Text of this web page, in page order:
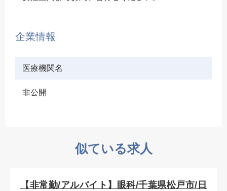
企業情報
医療機関名
非公開
似ている求人
【非常勤/アルバイト】眼科/千葉県松戸市/日